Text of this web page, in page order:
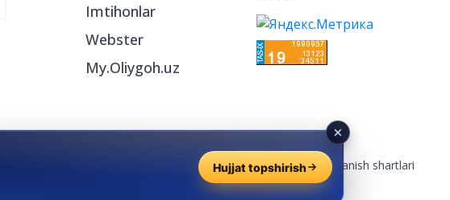
Imtihonlar
Webster
My.Oliygoh.uz
Reklama/Foydalanish shartlari
Hujjat topshirish